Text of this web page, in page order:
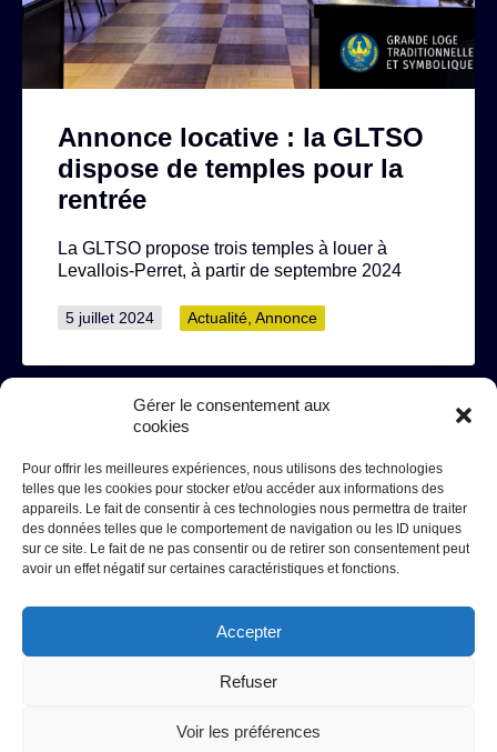
Gérer le consentement aux
cookies
Pour offrir les meilleures expériences, nous utilisons des technologies
telles que les cookies pour stocker et/ou accéder aux informations des
appareils. Le fait de consentir à ces technologies nous permettra de traiter
des données telles que le comportement de navigation ou les ID uniques
sur ce site. Le fait de ne pas consentir ou de retirer son consentement peut
avoir un effet négatif sur certaines caractéristiques et fonctions.
Accepter
Refuser
Voir les préférences
Annonce locative : la GLTSO
dispose de temples pour la
rentrée
La GLTSO propose trois temples à louer à
Levallois-Perret, à partir de septembre 2024
Publié
le
5 juillet 2024
Catégorisé
comme
Actualité, Annonce
Fédération Opéra
Tél. 01 41 05 98 68
9, place Henri Barbusse - 92300 Levallois-Perret
Facebook
Instagram
LinkedIn